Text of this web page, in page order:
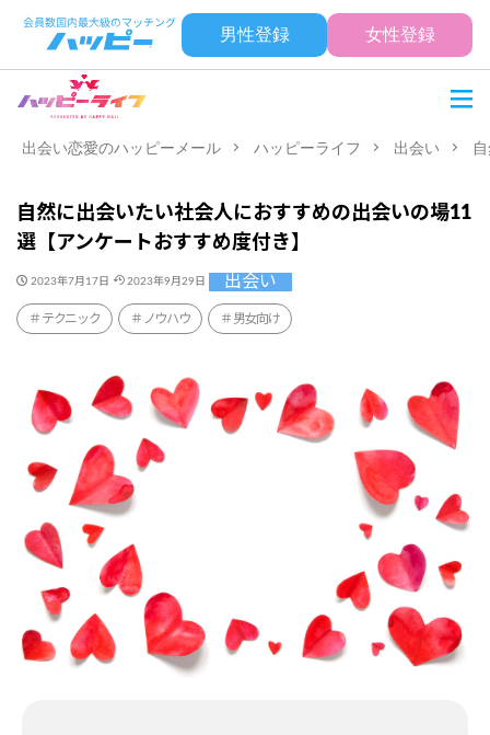
男性登録 女性登録
出会い恋愛のハッピーメール ハッピーライフ 出会い
自然に出会いたい社会人におすすめの出会いの場11
選【アンケートおすすめ度付き】
2023年7月17日 2023年9月29日 出会い
テクニック ノウハウ 男女向け